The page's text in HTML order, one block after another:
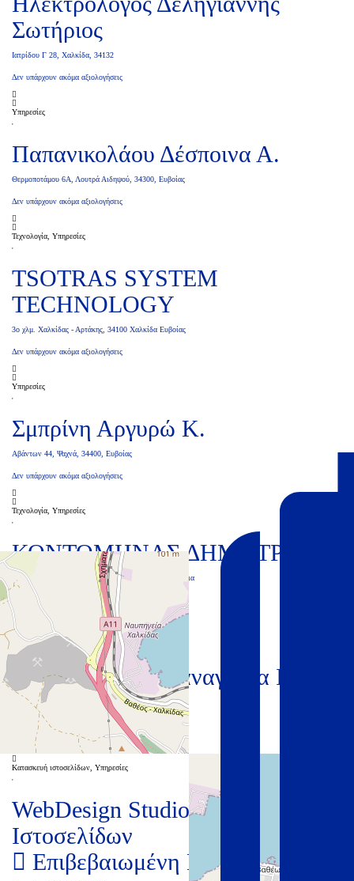
Σωτήριος
Ιατρίδου Γ 28, Χαλκίδα, 34132
Δεν υπάρχουν ακόμα αξιολογήσεις
Υπηρεσίες
Παπανικολάου Δέσποινα Α.
Θερμοποτάμου 6Α, Λουτρά Αιδηψού, 34300, Ευβοίας
Δεν υπάρχουν ακόμα αξιολογήσεις
Τεχνολογία, Υπηρεσίες
TSOTRAS SYSTEM
TECHNOLOGY
3ο χλμ. Χαλκίδας - Αρτάκης, 34100 Χαλκίδα Ευβοίας
Δεν υπάρχουν ακόμα αξιολογήσεις
Υπηρεσίες
Σμπρίνη Αργυρώ Κ.
Αβάντων 44, Ψαχνά, 34400, Ευβοίας
Δεν υπάρχουν ακόμα αξιολογήσεις
Τεχνολογία, Υπηρεσίες
ΚΟΝΤΟΜΗΝΑΣ ΔΗΜΗΤΡΗΣ
Αθανασίου Διάκου & Αμφιδάμαντος 68 Χαλκίδα Εύβοια
Δεν υπάρχουν ακόμα αξιολογήσεις
Υπηρεσίες
Λιαποδημήτρη Παναγιώτα Ι.
Ιστιαία, Πλησίον ΚΤΕΛ, Ιστιαία, 34200, Ευβοίας
Δεν υπάρχουν ακόμα αξιολογήσεις
Κλειστά
Κατασκευή ιστοσελίδων, Υπηρεσίες
WebDesign Studio – Κατασκευή
Ιστοσελίδων
Επιβεβαιωμένη Επιχείρηση